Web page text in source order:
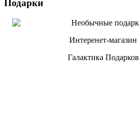
Подарки
Интеренет-магазин
Галактика Подарков